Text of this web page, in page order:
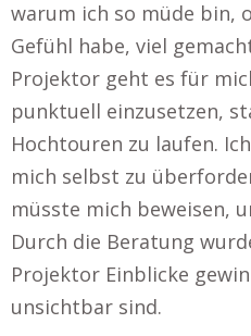
warum ich so müde bin,
Gefühl habe, viel
Projektor geht es für
punktuell einzusetzen,
Hochtouren zu laufen.
mich selbst zu
müsste mich beweisen,
Durch die Beratung
Projektor Einblicke
unsichtbar sind.